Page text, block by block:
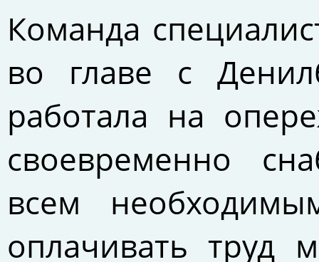
Команда
во главе с
работала на
своевременно
всем
оплачивать труд